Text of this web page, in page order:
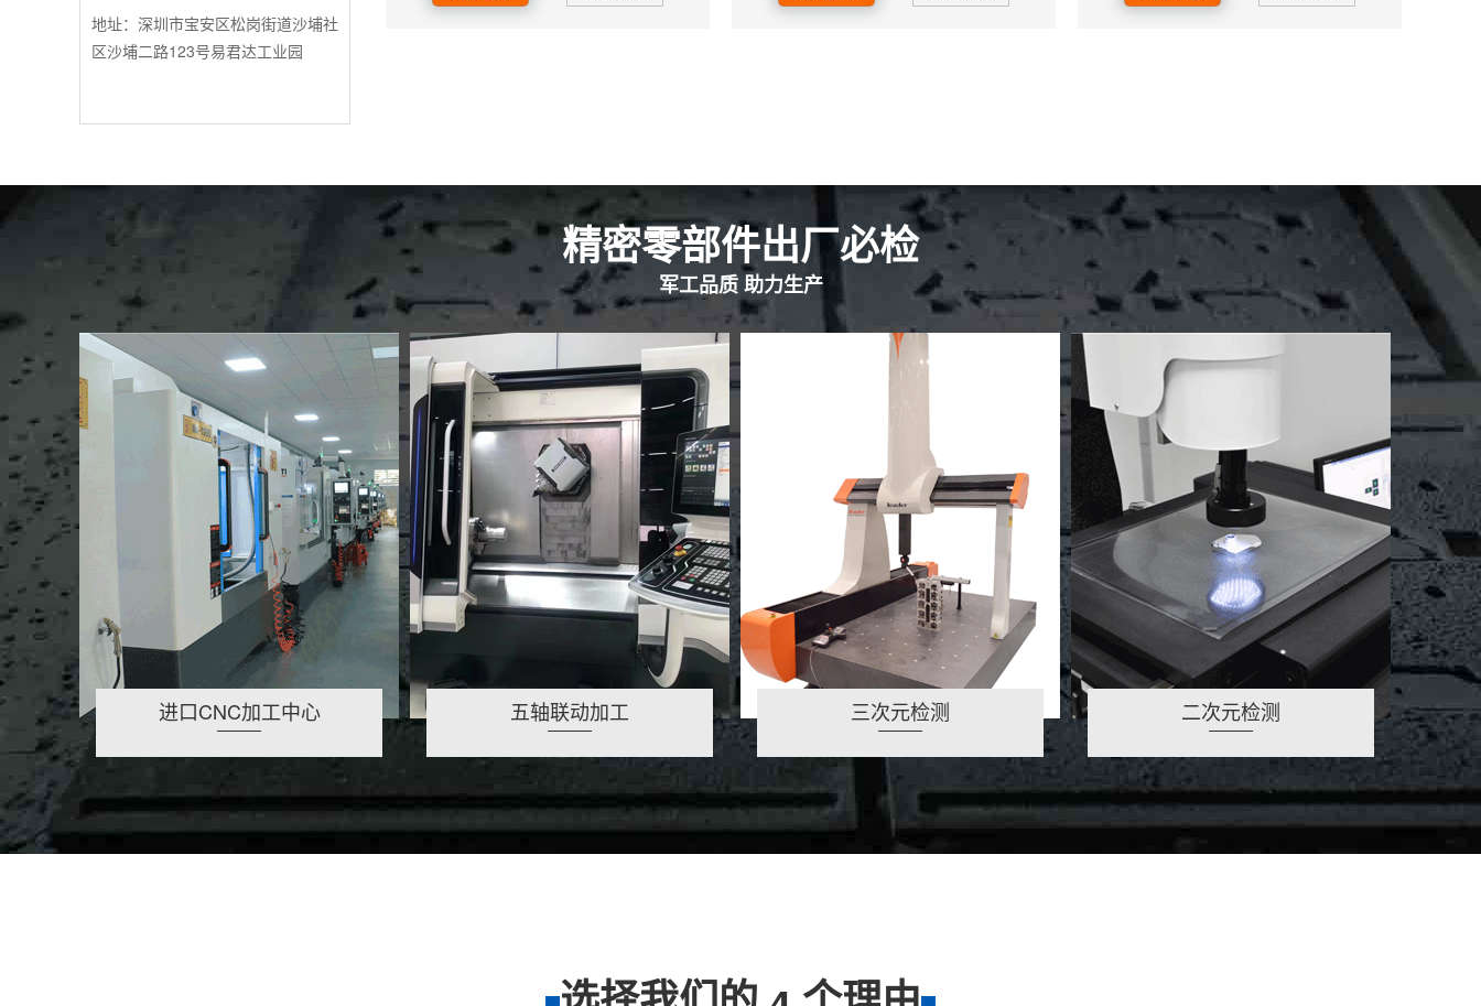
地址：深圳市宝安区松岗街道沙埔社
区沙埔二路123号易君达工业园
精密零部件出厂必检
军工品质 助力生产
进口CNC加工中心 五轴联动加工 三次元检测 二次元检测